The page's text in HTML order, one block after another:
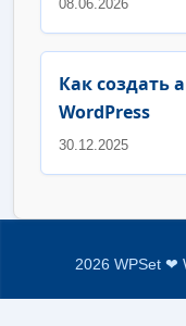
08.06.2026
Как создать
WordPress
30.12.2025
2026 WPSet ❤